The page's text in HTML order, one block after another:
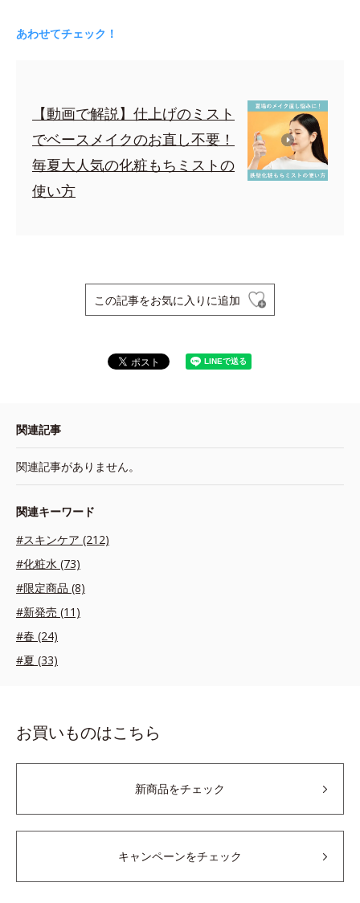
あわせてチェック！
【動画で解説】仕上げのミスト
でベースメイクのお直し不要！
毎夏大人気の化粧もちミストの
使い方
この記事をお気に入りに追加
関連記事
関連記事がありません。
関連キーワード
#スキンケア (212)
#化粧水 (73)
#限定商品 (8)
#新発売 (11)
#春 (24)
#夏 (33)
お買いものはこちら
新商品をチェック
キャンペーンをチェック